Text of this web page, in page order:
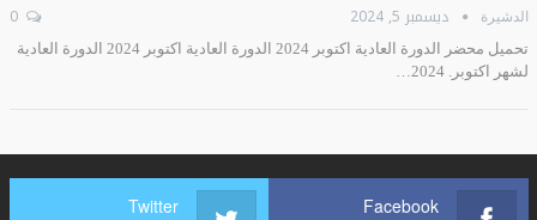
الدشيرة ديسمبر 5, 2024 0
تحميل محضر الدورة العادية اكتوبر 2024 الدورة العادية اكتوبر 2024 الدورة العادية
لشهر اكتوبر. 2024…
Facebook
Twitter